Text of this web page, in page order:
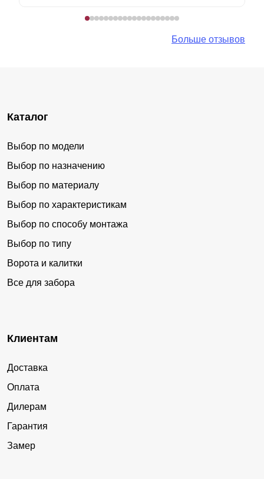
Больше отзывов
Каталог
Выбор по модели
Выбор по назначению
Выбор по материалу
Выбор по характеристикам
Выбор по способу монтажа
Выбор по типу
Ворота и калитки
Все для забора
Клиентам
Доставка
Оплата
Дилерам
Гарантия
Замер